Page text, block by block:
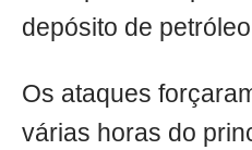
depósito de
Os ataques
várias horas do